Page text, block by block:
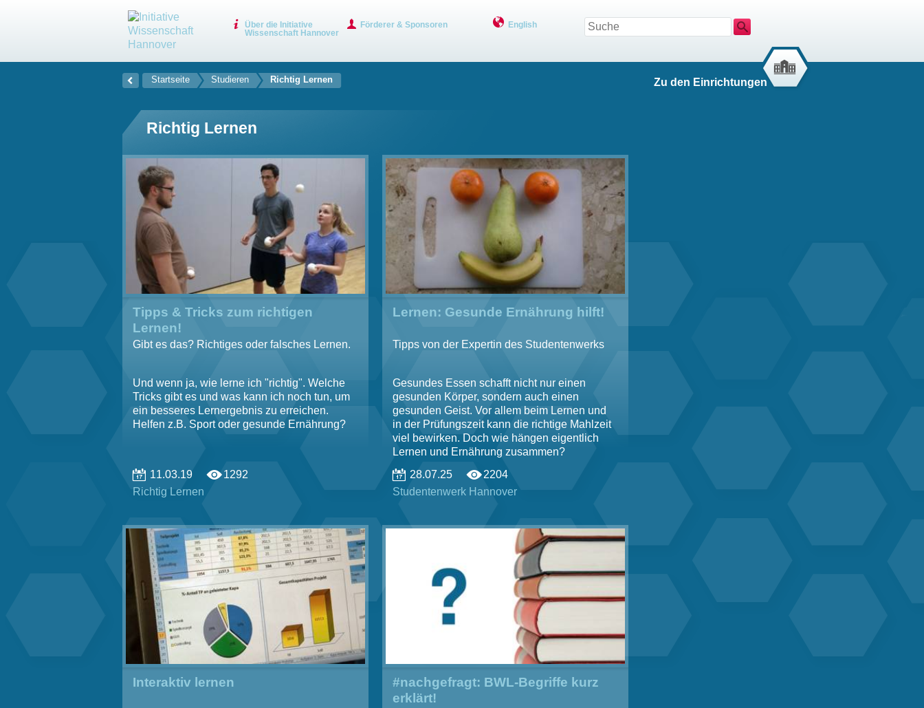
Über die Initiative
Wissenschaft Hannover
Förderer & Sponsoren English
Zu den Einrichtungen
Startseite Studieren Richtig Lernen
Richtig Lernen
Tipps & Tricks zum richtigen
Lernen!
Gibt es das? Richtiges oder falsches Lernen.
Und wenn ja, wie lerne ich "richtig". Welche
Tricks gibt es und was kann ich noch tun, um
ein besseres Lernergebnis zu erreichen.
Helfen z.B. Sport oder gesunde Ernährung?
11.03.19
1292
Richtig Lernen
Lernen: Gesunde Ernährung hilft!
Tipps von der Expertin des Studentenwerks
Gesundes Essen schafft nicht nur einen
gesunden Körper, sondern auch einen
gesunden Geist. Vor allem beim Lernen und
in der Prüfungszeit kann die richtige Mahlzeit
viel bewirken. Doch wie hängen eigentlich
Lernen und Ernährung zusammen?
28.07.25
2204
Studentenwerk Hannover
Interaktiv lernen
#nachgefragt: BWL-Begriffe kurz
erklärt!